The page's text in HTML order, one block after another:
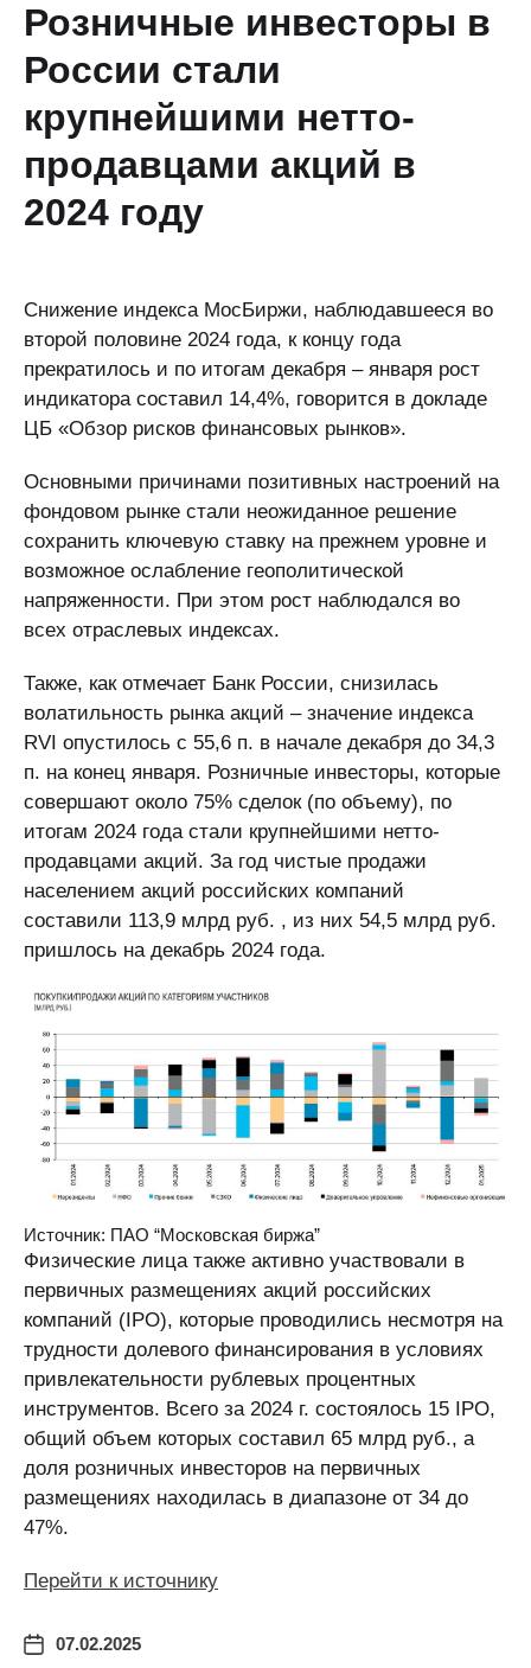
Розничные инвесторы в
России стали
крупнейшими нетто-
продавцами акций в
2024 году
Снижение индекса МосБиржи, наблюдавшееся во
второй половине 2024 года, к концу года
прекратилось и по итогам декабря – января рост
индикатора составил 14,4%, говорится в докладе
ЦБ «Обзор рисков финансовых рынков».
Основными причинами позитивных настроений на
фондовом рынке стали неожиданное решение
сохранить ключевую ставку на прежнем уровне и
возможное ослабление геополитической
напряженности. При этом рост наблюдался во
всех отраслевых индексах.
Также, как отмечает Банк России, снизилась
волатильность рынка акций – значение индекса
RVI опустилось с 55,6 п. в начале декабря до 34,3
п. на конец января. Розничные инвесторы, которые
совершают около 75% сделок (по объему), по
итогам 2024 года стали крупнейшими нетто-
продавцами акций. За год чистые продажи
населением акций российских компаний
составили 113,9 млрд руб. , из них 54,5 млрд руб.
пришлось на декабрь 2024 года.
Источник: ПАО “Московская биржа”
Физические лица также активно участвовали в
первичных размещениях акций российских
компаний (IPO), которые проводились несмотря на
трудности долевого финансирования в условиях
привлекательности рублевых процентных
инструментов. Всего за 2024 г. состоялось 15 IPO,
общий объем которых составил 65 млрд руб., а
доля розничных инвесторов на первичных
размещениях находилась в диапазоне от 34 до
47%.
Перейти к источнику
07.02.2025